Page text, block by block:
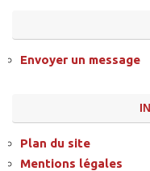
Envoyer un message
Plan du site
Mentions légales